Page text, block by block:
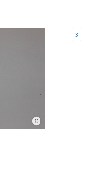
3